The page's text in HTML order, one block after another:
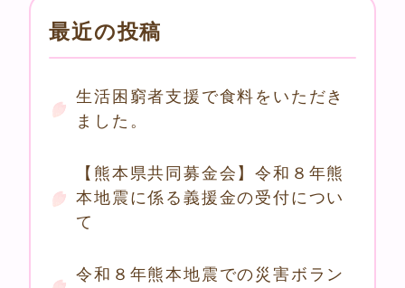
最近の投稿
生活困窮者支援で食料をいただき
ました。
【熊本県共同募金会】令和８年熊
本地震に係る義援金の受付につい
て
令和８年熊本地震での災害ボラン